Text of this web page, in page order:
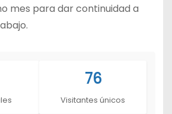
mes para dar continuidad a
76
Visitantes únicos